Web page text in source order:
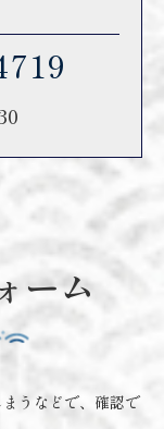
ーム
うなどで、確認で